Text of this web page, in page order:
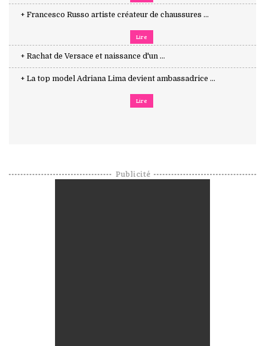
+ Francesco Russo artiste créateur de chaussures ...
Lire
+ Rachat de Versace et naissance d'un ...
+ La top model Adriana Lima devient ambassadrice ...
Lire
Publicité